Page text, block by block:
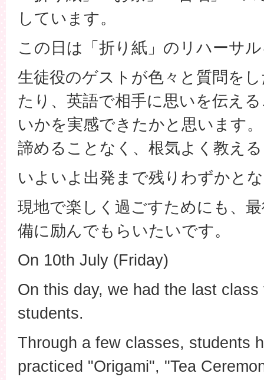
しています。
この日は「折り紙」のリハーサ
生徒役のゲストが色々と質問を
たり、英語で相手に思いを伝え
いかを実感できたかと思います
諦めることなく、根気よく教え
いよいよ出発まで残りわずかと
現地で楽しく過ごすためにも、
備に励んでもらいたいです。
On 10th July (Friday)
On this day, we had the last
students.
Through a few classes, students
practiced "Origami", "Tea